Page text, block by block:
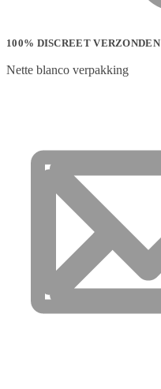
100% DISCREET VERZONDEN
Nette blanco verpakking